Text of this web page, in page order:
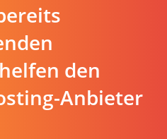
den
Anbieter